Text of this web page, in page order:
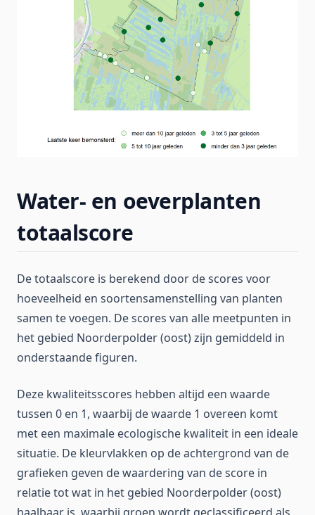
Water- en oeverplanten
totaalscore
De totaalscore is berekend door de scores voor
hoeveelheid en soortensamenstelling van planten
samen te voegen. De scores van alle meetpunten in
het gebied Noorderpolder (oost) zijn gemiddeld in
onderstaande figuren.
Deze kwaliteitsscores hebben altijd een waarde
tussen 0 en 1, waarbij de waarde 1 overeen komt
met een maximale ecologische kwaliteit in een ideale
situatie. De kleurvlakken op de achtergrond van de
grafieken geven de waardering van de score in
relatie tot wat in het gebied Noorderpolder (oost)
haalbaar is, waarbij groen wordt geclassificeerd als